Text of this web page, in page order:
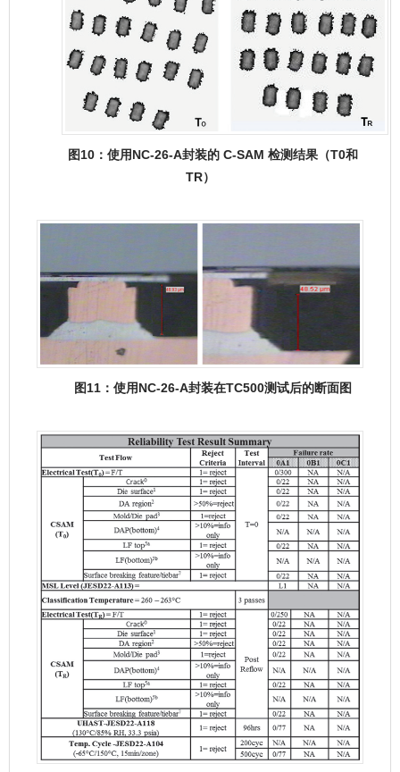
图10：使用NC-26-A封装的 C-SAM 检测结果（T0和
TR）
图11：使用NC-26-A封装在TC500测试后的断面图